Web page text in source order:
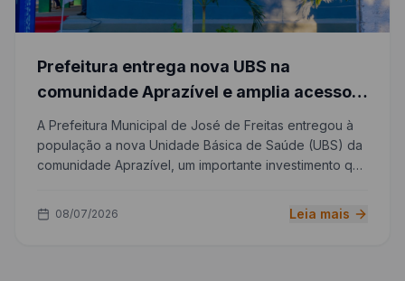
Prefeitura entrega nova UBS na
comunidade Aprazível e amplia acesso à
saúde na zona rural
A Prefeitura Municipal de José de Freitas entregou à
população a nova Unidade Básica de Saúde (UBS) da
comunidade Aprazível, um importante investimento que
serviços de saúde para os moradores da região.
08/07/2026 Leia mais